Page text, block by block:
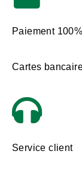
Paiement
Cartes
Service client